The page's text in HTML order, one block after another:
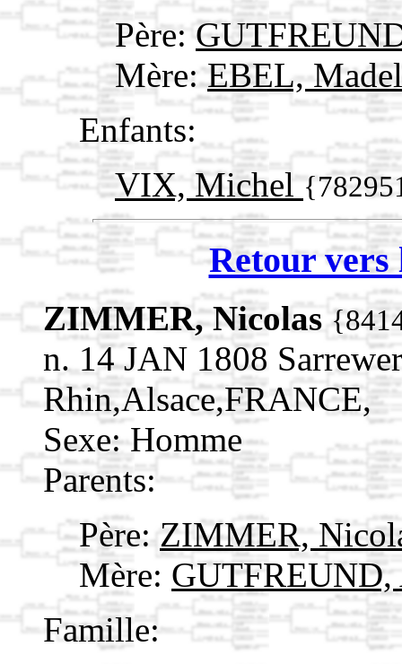
Père:
Mère:EBEL,
Enfants:
VIX, Michel
Retour vers
ZIMMER, Nicolas
n. 14 JAN 1808
Rhin,Alsace,FRANCE,
Sexe: Homme
Parents:
Père:ZIMMER,
Mère:
Famille: